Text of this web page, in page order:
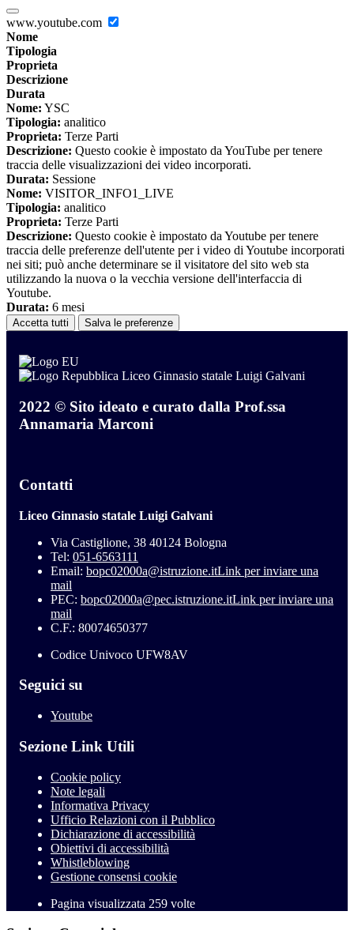
www.youtube.com
Nome
Tipologia
Proprieta
Descrizione
Durata
Nome: YSC
Tipologia: analitico
Proprieta: Terze Parti
Descrizione: Questo cookie è impostato da YouTube per tenere
traccia delle visualizzazioni dei video incorporati.
Durata: Sessione
Nome: VISITOR_INFO1_LIVE
Tipologia: analitico
Proprieta: Terze Parti
Descrizione: Questo cookie è impostato da Youtube per tenere
traccia delle preferenze dell'utente per i video di Youtube incorporati
nei siti; può anche determinare se il visitatore del sito web sta
utilizzando la nuova o la vecchia versione dell'interfaccia di
Youtube.
Durata: 6 mesi
Accetta tutti Salva le preferenze
Liceo Ginnasio statale Luigi Galvani
2022 © Sito ideato e curato dalla Prof.ssa
Annamaria Marconi
Contatti
Liceo Ginnasio statale Luigi Galvani
Via Castiglione, 38 40124 Bologna
Tel: 051-6563111
Email: bopc02000a@istruzione.itLink per inviare una
mail
PEC: bopc02000a@pec.istruzione.itLink per inviare una
mail
C.F.: 80074650377
Codice Univoco UFW8AV
Seguici su
Youtube
Sezione Link Utili
Cookie policy
Note legali
Informativa Privacy
Ufficio Relazioni con il Pubblico
Dichiarazione di accessibilità
Obiettivi di accessibilità
Whistleblowing
Gestione consensi cookie
Pagina visualizzata 259 volte